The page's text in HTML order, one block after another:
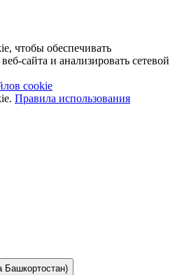
чтобы обеспечивать
сайта и анализировать сетевой
cookie
Правила использования
Башкортостан)